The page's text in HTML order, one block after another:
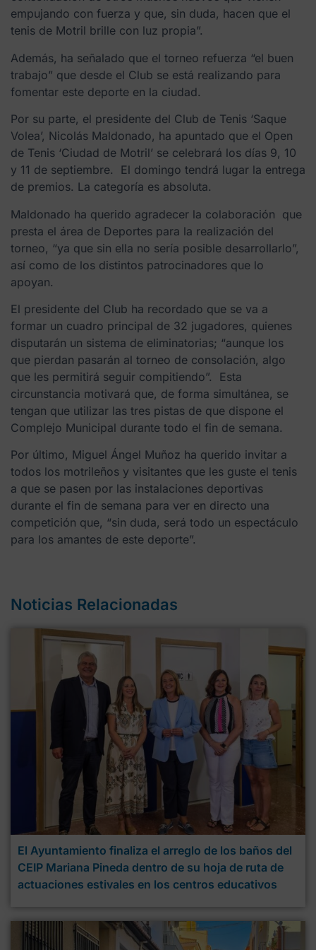
empujando con fuerza y que, sin duda, hacen que el
tenis de Motril brille con luz propia”.
Además, ha señalado que el torneo refuerza “el buen
trabajo” que desde el Club se está realizando para
fomentar este deporte en la ciudad.
Por su parte, el presidente del Club de Tenis ‘Saque
Volea’, Nicolás Maldonado, ha apuntado que el Open
de Tenis ‘Ciudad de Motril’ se celebrará los días 9, 10
y 11 de septiembre. El domingo tendrá lugar la entrega
de premios. La categoría es absoluta.
Maldonado ha querido agradecer la colaboración que
presta el área de Deportes para la realización del
torneo, “ya que sin ella no sería posible desarrollarlo”,
así como de los distintos patrocinadores que lo
apoyan.
El presidente del Club ha recordado que se va a
formar un cuadro principal de 32 jugadores, quienes
disputarán un sistema de eliminatorias; “aunque los
que pierdan pasarán al torneo de consolación, algo
que les permitirá seguir compitiendo”. Esta
circunstancia motivará que, de forma simultánea, se
tengan que utilizar las tres pistas de que dispone el
Complejo Municipal durante todo el fin de semana.
Por último, Miguel Ángel Muñoz ha querido invitar a
todos los motrileños y visitantes que les guste el tenis
a que se pasen por las instalaciones deportivas
durante el fin de semana para ver en directo una
competición que, “sin duda, será todo un espectáculo
para los amantes de este deporte”.
Noticias Relacionadas
El Ayuntamiento finaliza el arreglo de los baños del
CEIP Mariana Pineda dentro de su hoja de ruta de
actuaciones estivales en los centros educativos